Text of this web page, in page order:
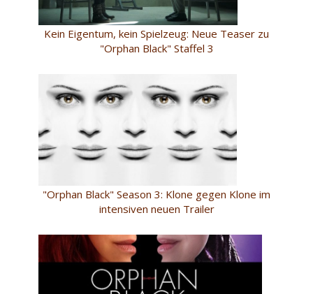
Kein Eigentum, kein Spielzeug: Neue Teaser zu
"Orphan Black" Staffel 3
"Orphan Black" Season 3: Klone gegen Klone im
intensiven neuen Trailer